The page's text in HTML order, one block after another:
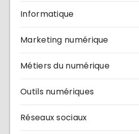
Informatique
Marketing numérique
Métiers du numérique
Outils numériques
Réseaux sociaux